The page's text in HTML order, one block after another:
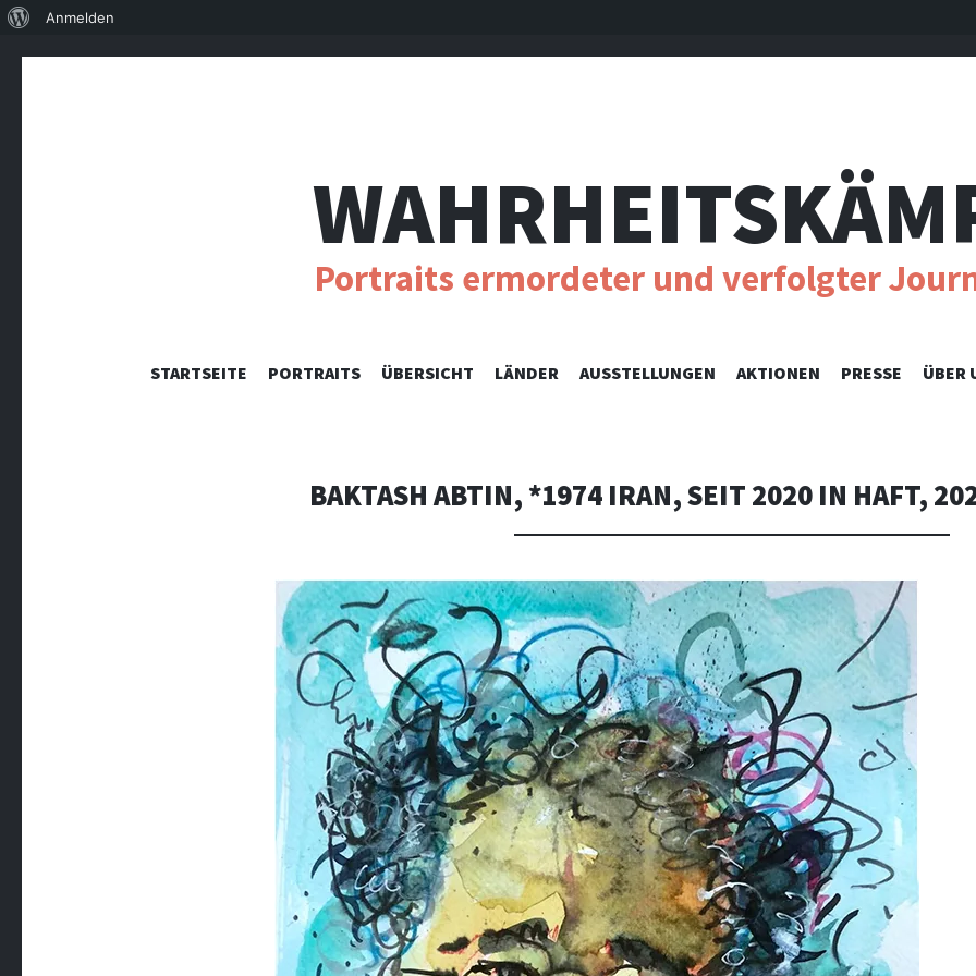
Portraits ermordeter und verfolgter
SKIP
STARTSEITE PORTRAITS ÜBERSICHT LÄNDER AUSSTELLUNGEN AKTIONEN PRESSE ÜBER
BAKTASH ABTIN, *1974 IRAN, SEIT 2020 IN HAFT,
Über
Anmelden